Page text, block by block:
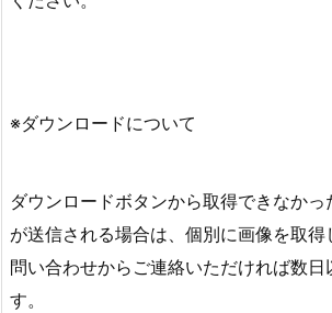
※ダウンロードについて
ダウンロードボタンから取得できなかっ
が送信される場合は、個別に画像を取得
問い合わせからご連絡いただければ数日
す。